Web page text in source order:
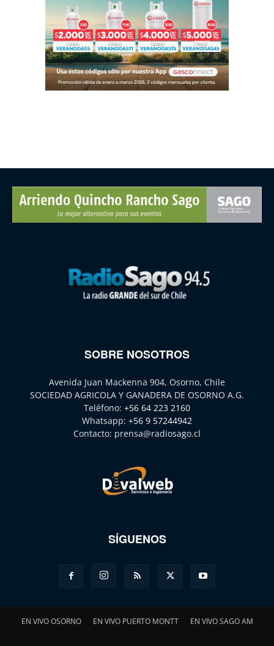
SOBRE NOSOTROS
Avenida Juan Mackenna 904, Osorno, Chile
SOCIEDAD AGRICOLA Y GANADERA DE OSORNO A.G.
Teléfono: +56 64 223 2160
Whatsapp: +56 9 57244942
Contacto: prensa@radiosago.cl
SÍGUENOS
EN VIVO OSORNO EN VIVO PUERTO MONTT EN VIVO SAGO AM